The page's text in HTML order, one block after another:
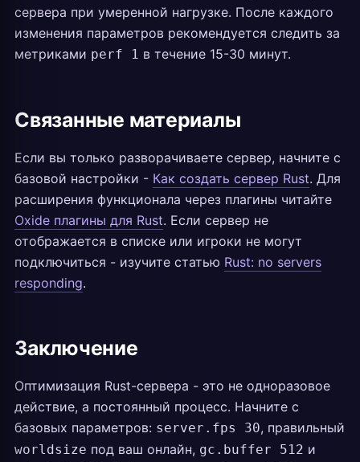
сервера при умеренной нагрузке. После каждого
изменения параметров рекомендуется следить за
метриками perf 1 в течение 15-30 минут.
Связанные материалы
Если вы только разворачиваете сервер, начните с
базовой настройки - Как создать сервер Rust. Для
расширения функционала через плагины читайте
Oxide плагины для Rust. Если сервер не
отображается в списке или игроки не могут
подключиться - изучите статью Rust: no servers
responding.
Заключение
Оптимизация Rust-сервера - это не одноразовое
действие, а постоянный процесс. Начните с
базовых параметров: server.fps 30, правильный
worldsize под ваш онлайн, gc.buffer 512 и